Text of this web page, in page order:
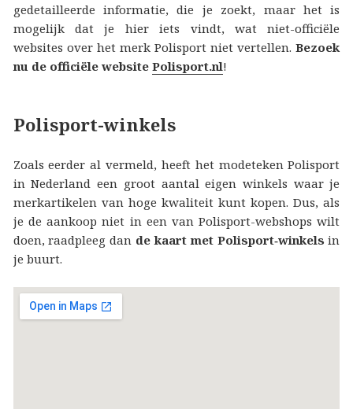
gedetailleerde informatie, die je zoekt, maar het is
mogelijk dat je hier iets vindt, wat niet-officiële
websites over het merk Polisport niet vertellen.Bezoek
nu de officiële website Polisport.nl!
Polisport-winkels
Zoals eerder al vermeld, heeft het modeteken Polisport
in Nederland een groot aantal eigen winkels waar je
merkartikelen van hoge kwaliteit kunt kopen. Dus, als
je de aankoop niet in een van Polisport-webshops wilt
doen, raadpleeg dan de kaart met Polisport‑winkels in
je buurt.